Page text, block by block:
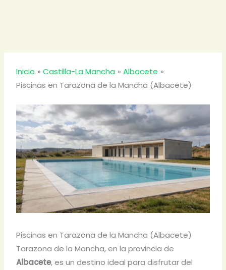
Inicio Castilla-La Mancha
Albacete
Piscinas en Tarazona de la Mancha (Albacete)
Piscinas en Tarazona de la Mancha (Albacete)
Tarazona de la Mancha, en la provincia de
Albacete, es un destino ideal para disfrutar del